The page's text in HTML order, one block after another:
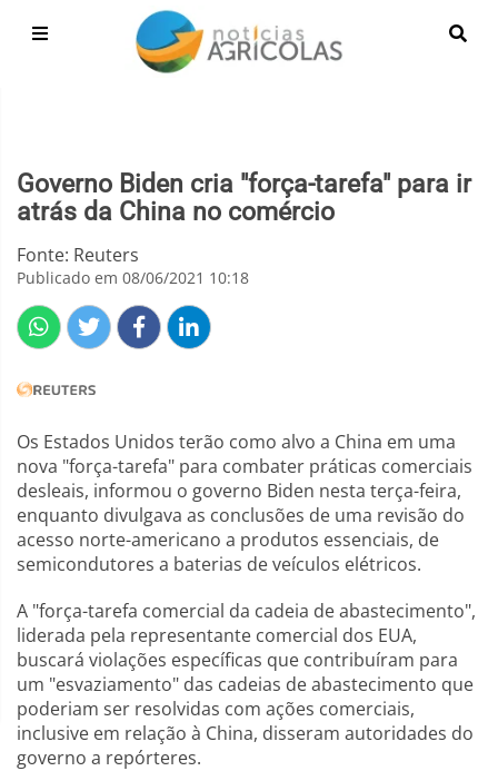
Governo Biden cria "força-tarefa" para ir
atrás da China no comércio
Fonte: Reuters
Publicado em 08/06/2021 10:18
Os Estados Unidos terão como alvo a China em uma
nova "força-tarefa" para combater práticas comerciais
desleais, informou o governo Biden nesta terça-feira,
enquanto divulgava as conclusões de uma revisão do
acesso norte-americano a produtos essenciais, de
semicondutores a baterias de veículos elétricos.
A "força-tarefa comercial da cadeia de abastecimento",
liderada pela representante comercial dos EUA,
buscará violações específicas que contribuíram para
um "esvaziamento" das cadeias de abastecimento que
poderiam ser resolvidas com ações comerciais,
inclusive em relação à China, disseram autoridades do
governo a repórteres.